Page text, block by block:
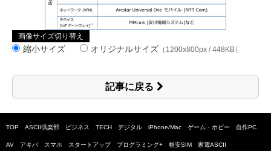
画像サイズ切り替え
縮小サイズ オリジナルサイズ （1200x800px / 448KB）
記事に戻る
TOP ASCII倶楽部 ビジネス TECH デジタル iPhone/Mac ゲーム・ホビー 自作PC
AV アキバ スマホ スタートアップ プログラミング+ 格安SIM 家電ASCII